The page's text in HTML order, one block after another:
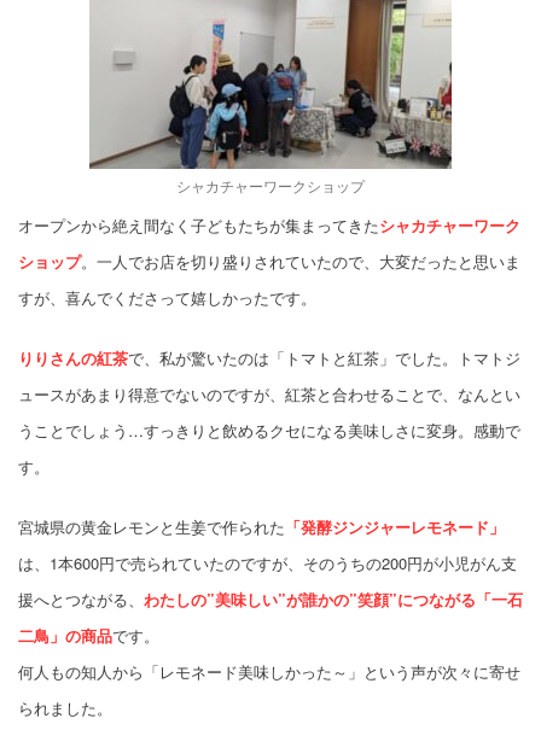
シャカチャーワークショップ
オープンから絶え間なく子どもたちが集まってきたシャカチャーワーク
ショップ。一人でお店を切り盛りされていたので、大変だったと思いま
すが、喜んでくださって嬉しかったです。
りりさんの紅茶で、私が驚いたのは「トマトと紅茶」でした。トマトジ
ュースがあまり得意でないのですが、紅茶と合わせることで、なんとい
うことでしょう…すっきりと飲めるクセになる美味しさに変身。感動で
す。
宮城県の黄金レモンと生姜で作られた 「発酵ジンジャーレモネード」
は、1本600円で売られていたのですが、そのうちの200円が小児がん支
援へとつながる、 わたしの”美味しい”が誰かの”笑顔”につながる「一石
二鳥」の商品です。
何人もの知人から「レモネード美味しかった～」という声が次々に寄せ
られました。